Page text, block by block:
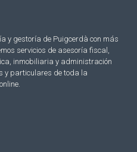
y gestoría de Puigcerdà con más
servicios de asesoría fiscal,
inmobiliaria y administración
y particulares de toda la